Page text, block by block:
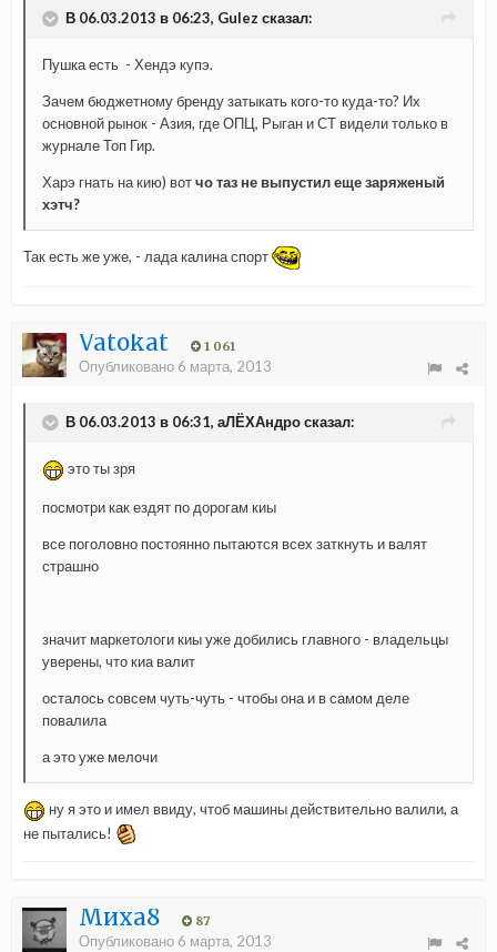
В 06.03.2013 в 06:23, Gulez сказал:
Пушка есть - Хендэ купэ.
Зачем бюджетному бренду затыкать кого-то куда-то? Их
основной рынок - Азия, где ОПЦ, Рыган и СТ видели только в
журнале Топ Гир.
Харэ гнать на кию) вотчо таз не выпустил еще заряженый
хэтч?
Так есть же уже, - лада калина спорт
Vatokat 1 061
Опубликовано 6 марта, 2013
В 06.03.2013 в 06:31, аЛЁХАндро сказал:
это ты зря
посмотри как ездят по дорогам киы
все поголовно постоянно пытаются всех заткнуть и валят
страшно
значит маркетологи киы уже добились главного - владельцы
уверены, что киа валит
осталось совсем чуть-чуть - чтобы она и в самом деле
повалила
а это уже мелочи
ну я это и имел ввиду, чтоб машины действительно валили, а
не пытались!
Миха8 87
Опубликовано 6 марта, 2013